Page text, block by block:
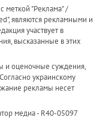
меткой "Реклама" /
являются рекламными и
участвует в
высказанные в этих
и оценочные суждения,
украинскому
рекламы несет
медиа - R40-05097